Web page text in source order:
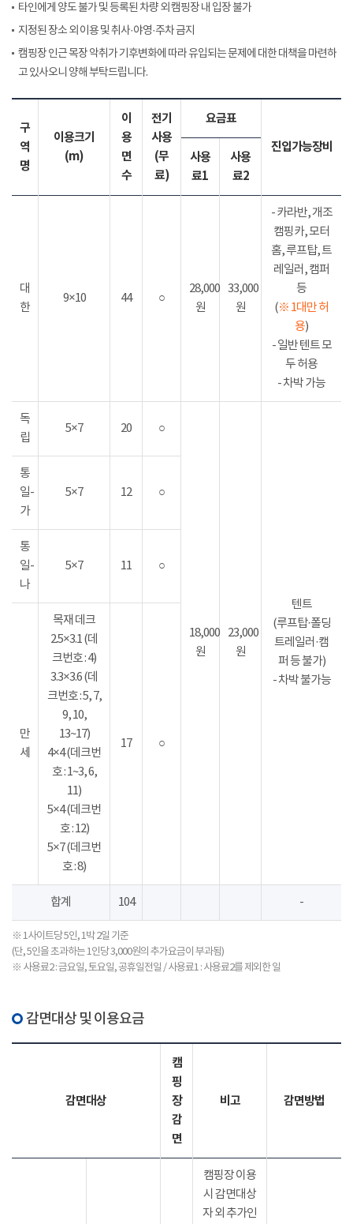
타인에게 양도 불가 및 등록된 차량 외 캠핑장 내 입장 불가
지정된 장소 외 이용 및 취사·야영·주차 금지
캠핑장 인근 목장 악취가 기후변화에 따라 유입되는 문제에 대한 대책을 마련하
고 있사오니 양해 부탁드립니다.
구
역
명
이용크기
(m)
이
용
면
수
전기
사용
(무
료)
요금표
진입가능장비
사용
료1
사용
료2
대
한
9×10 44 ○
28,000
원
33,000
원
- 카라반, 개조
캠핑카, 모터
홈, 루프탑, 트
레일러, 캠퍼
등
(※ 1대만 허
용)
- 일반 텐트 모
두 허용
- 차박 가능
독
립
5×7 20 ○
18,000
원
23,000
원
텐트
(루프탑·폴딩
트레일러·캠
퍼 등 불가)
- 차박 불가능
통
일-
가
5×7 12 ○
통
일-
나
5×7 11 ○
만
세
목재 데크
2.5×3.1 (데
크번호 : 4)
3.3×3.6 (데
크번호 : 5, 7,
9, 10,
13~17)
4×4 (데크번
호 : 1~3, 6,
11)
5×4 (데크번
호 : 12)
5×7 (데크번
호 : 8)
17 ○
합계 104 -
※ 1사이트당 5인, 1박 2일 기준
(단, 5인을 초과하는 1인당 3,000원의 추가요금이 부과됨)
※ 사용료2 : 금요일, 토요일, 공휴일전일 / 사용료1 : 사용료2를 제외한 일
감면대상 및 이용요금
감면대상
캠
핑
장
감
면
비고 감면방법
캠핑장 이용
시 감면대상
자 외 추가인